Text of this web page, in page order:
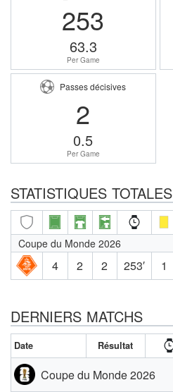
253
63.3
Per Game
Passes décisives
2
0.5
Per Game
STATISTIQUES TOTALES
Coupe du Monde 2026
4 2 2 253′ 1
DERNIERS MATCHS
Date Résultat
Coupe du Monde 2026